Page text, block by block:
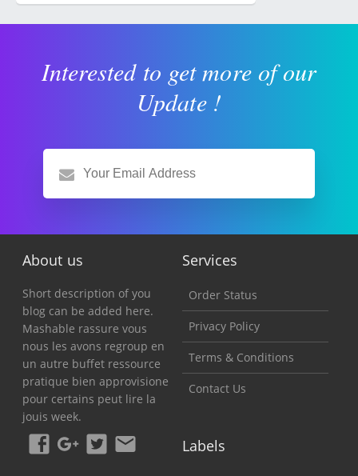
Interested to get more of our
Update !
About us
Short description of you
blog can be added here.
Mashable rassure vous
nous les avons regroup en
un autre buffet ressource
pratique bien approvisione
pour certains peut lire la
jouis week.
Services
Order Status
Privacy Policy
Terms & Conditions
Contact Us
Labels